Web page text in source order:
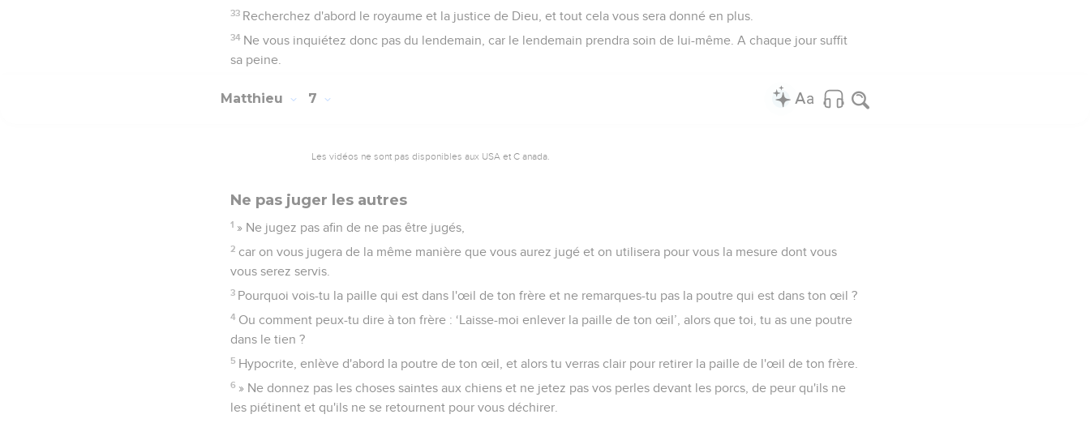
33 Recherchez d'abord le royaume et la justice de Dieu, et tout cela vous sera donné en plus.
34 Ne vous inquiétez donc pas du lendemain, car le lendemain prendra soin de lui-même. A chaque jour suffit
sa peine.
Matthieu 7
Les vidéos ne sont pas disponibles aux USA et C anada.
Ne pas juger les autres
1 » Ne jugez pas afin de ne pas être jugés,
2 car on vous jugera de la même manière que vous aurez jugé et on utilisera pour vous la mesure dont vous
vous serez servis.
3 Pourquoi vois-tu la paille qui est dans l'œil de ton frère et ne remarques-tu pas la poutre qui est dans ton œil ?
4 Ou comment peux-tu dire à ton frère : ‘Laisse-moi enlever la paille de ton œil’, alors que toi, tu as une poutre
dans le tien ?
5 Hypocrite, enlève d'abord la poutre de ton œil, et alors tu verras clair pour retirer la paille de l'œil de ton frère.
6 » Ne donnez pas les choses saintes aux chiens et ne jetez pas vos perles devant les porcs, de peur qu'ils ne
les piétinent et qu'ils ne se retournent pour vous déchirer.